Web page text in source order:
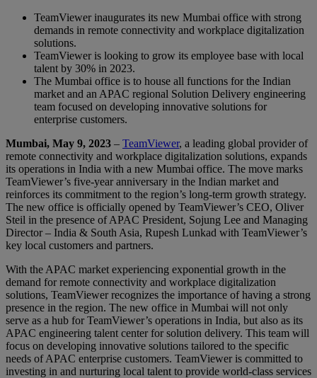
TeamViewer inaugurates its new Mumbai office with strong
demands in remote connectivity and workplace digitalization
solutions.
TeamViewer is looking to grow its employee base with local
talent by 30% in 2023.
The Mumbai office is to house all functions for the Indian
market and an APAC regional Solution Delivery engineering
team focused on developing innovative solutions for
enterprise customers.
Mumbai, May 9, 2023 – TeamViewer, a leading global provider of
remote connectivity and workplace digitalization solutions, expands
its operations in India with a new Mumbai office. The move marks
TeamViewer’s five-year anniversary in the Indian market and
reinforces its commitment to the region’s long-term growth strategy.
The new office is officially opened by TeamViewer’s CEO, Oliver
Steil in the presence of APAC President, Sojung Lee and Managing
Director – India & South Asia, Rupesh Lunkad with TeamViewer’s
key local customers and partners.
With the APAC market experiencing exponential growth in the
demand for remote connectivity and workplace digitalization
solutions, TeamViewer recognizes the importance of having a strong
presence in the region. The new office in Mumbai will not only
serve as a hub for TeamViewer’s operations in India, but also as its
APAC engineering talent center for solution delivery. This team will
focus on developing innovative solutions tailored to the specific
needs of APAC enterprise customers. TeamViewer is committed to
investing in and nurturing local talent to provide world-class services